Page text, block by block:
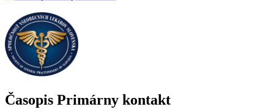
Časopis Primárny kontakt